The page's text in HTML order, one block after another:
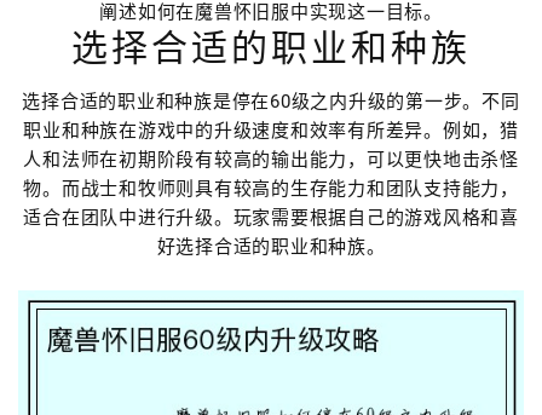
阐述如何在魔兽怀旧服中实现这一目标。
选择合适的职业和种族
选择合适的职业和种族是停在60级之内升级的第一步。不同
职业和种族在游戏中的升级速度和效率有所差异。例如，猎
人和法师在初期阶段有较高的输出能力，可以更快地击杀怪
物。而战士和牧师则具有较高的生存能力和团队支持能力，
适合在团队中进行升级。玩家需要根据自己的游戏风格和喜
好选择合适的职业和种族。